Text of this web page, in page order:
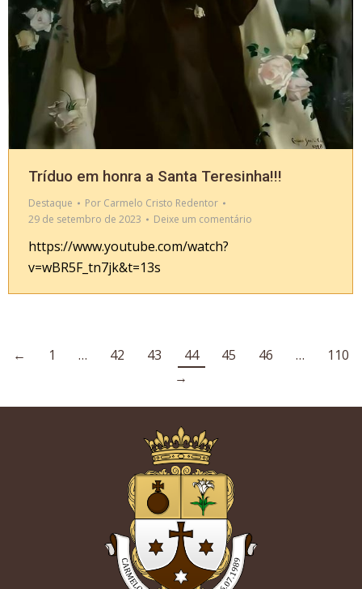
Tríduo em honra a Santa Teresinha!!!
Destaque Por Carmelo Cristo Redentor
29 de setembro de 2023
Deixe um comentário
https://www.youtube.com/watch?
v=wBR5F_tn7jk&t=13s
← 1 … 42 43 44 45 46 …
110
→